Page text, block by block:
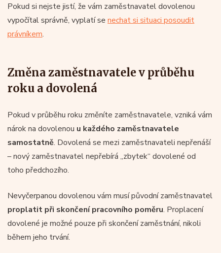
Pokud si nejste jistí, že vám zaměstnavatel dovolenou
vypočítal správně, vyplatí se nechat si situaci posoudit
právníkem.
Změna zaměstnavatele v průběhu
roku a dovolená
Pokud v průběhu roku změníte zaměstnavatele, vzniká vám
nárok na dovolenou u každého zaměstnavatele
samostatně. Dovolená se mezi zaměstnavateli nepřenáší
– nový zaměstnavatel nepřebírá „zbytek“ dovolené od
toho předchozího.
Nevyčerpanou dovolenou vám musí původní zaměstnavatel
proplatit při skončení pracovního poměru. Proplacení
dovolené je možné pouze při skončení zaměstnání, nikoli
během jeho trvání.